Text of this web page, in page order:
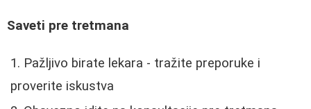
Saveti pre tretmana
Pažljivo birate lekara - tražite preporuke i
proverite iskustva